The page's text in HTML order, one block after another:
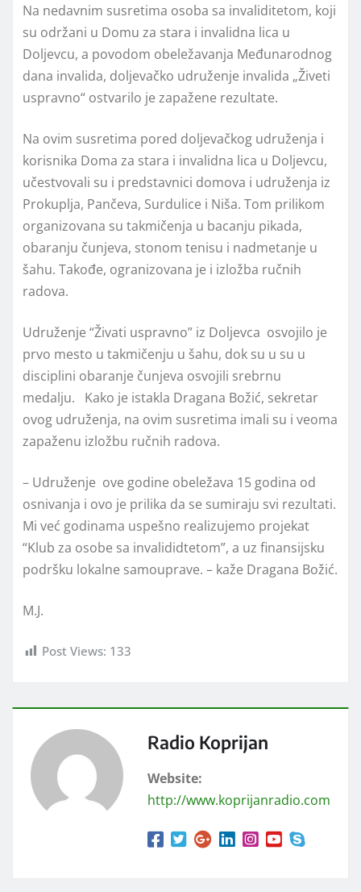
Na nedavnim susretima osoba sa invaliditetom, koji
su održani u Domu za stara i invalidna lica u
Doljevcu, a povodom obeležavanja Međunarodnog
dana invalida, doljevačko udruženje invalida „Živeti
uspravno“ ostvarilo je zapažene rezultate.
Na ovim susretima pored doljevačkog udruženja i
korisnika Doma za stara i invalidna lica u Doljevcu,
učestvovali su i predstavnici domova i udruženja iz
Prokuplja, Pančeva, Surdulice i Niša. Tom prilikom
organizovana su takmičenja u bacanju pikada,
obaranju čunjeva, stonom tenisu i nadmetanje u
šahu. Takođe, ogranizovana je i izložba ručnih
radova.
Udruženje “Živati uspravno” iz Doljevca osvojilo je
prvo mesto u takmičenju u šahu, dok su u su u
disciplini obaranje čunjeva osvojili srebrnu
medalju. Kako je istakla Dragana Božić, sekretar
ovog udruženja, na ovim susretima imali su i veoma
zapaženu izložbu ručnih radova.
– Udruženje ove godine obeležava 15 godina od
osnivanja i ovo je prilika da se sumiraju svi rezultati.
Mi već godinama uspešno realizujemo projekat
“Klub za osobe sa invalididtetom”, a uz finansijsku
podršku lokalne samouprave. – kaže Dragana Božić.
M.J.
Post Views: 133
Radio Koprijan
Website:
http://www.koprijanradio.com